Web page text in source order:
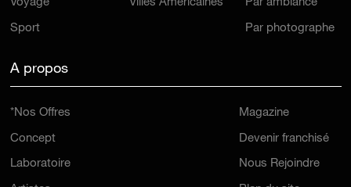
Voyage
Sport
Villes Américaines Par ambiance
Par photographe
A propos
*Nos Offres
Concept
Laboratoire
Magazine
Devenir franchisé
Nous Rejoindre